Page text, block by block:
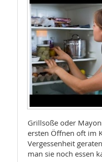
Grillsoße oder
ersten Öffnen oft im
Vergessenheit
man sie noch essen